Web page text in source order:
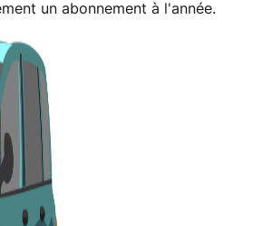
un abonnement à l'année.